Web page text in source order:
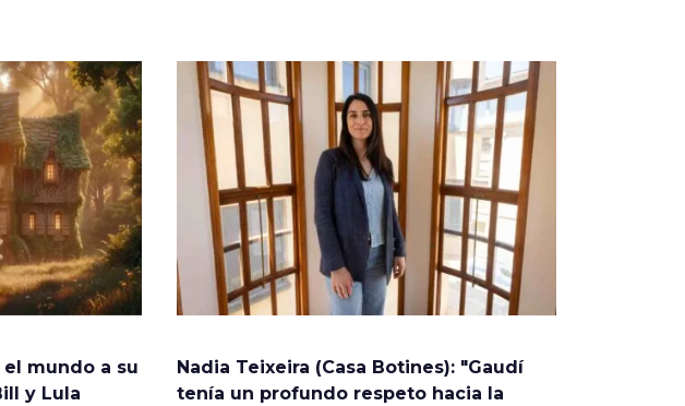
mundo a su
y Lula
Nadia Teixeira (Casa Botines): "Gaudí
tenía un profundo respeto hacia la